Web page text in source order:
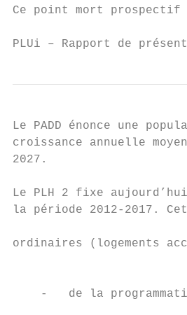
Ce point mort prospectif
PLUi – Rapport de
Le PADD énonce une
croissance annuelle
2027.
Le PLH 2 fixe
la période 2012‐2017.
ordinaires (logements
-   de la